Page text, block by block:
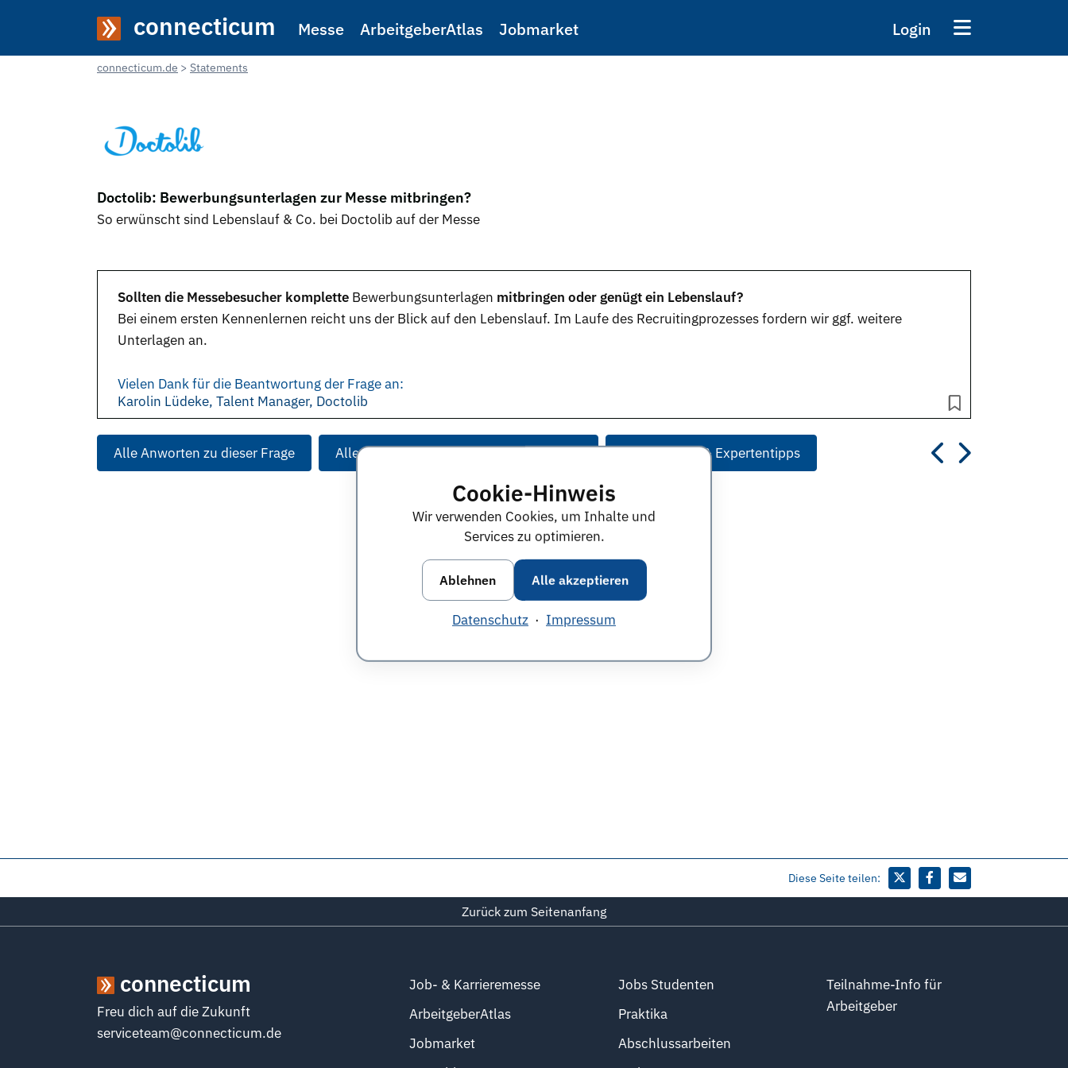
Cookie-Hinweis
Wir verwenden Cookies, um Inhalte und
Services zu optimieren.
Ablehnen Alle akzeptieren
Datenschutz · Impressum
connecticum Messe ArbeitgeberAtlas Jobmarket Login
connecticum.de Statements
Doctolib: Bewerbungsunterlagen zur Messe mitbringen?
So erwünscht sind Lebenslauf & Co. bei Doctolib auf der Messe
Sollten die Messebesucher komplette Bewerbungsunterlagen mitbringen oder genügt ein Lebenslauf?
Bei einem ersten Kennenlernen reicht uns der Blick auf den Lebenslauf. Im Laufe des Recruitingprozesses fordern wir ggf. weitere
Unterlagen an.
Vielen Dank für die Beantwortung der Frage an:
Karolin Lüdeke, Talent Manager, Doctolib
Alle Anworten zu dieser Frage Alle Anworten von diesem Unternehmen Alle Themen & Expertentipps
Diese Seite teilen:
Zurück zum Seitenanfang
connecticum
Freu dich auf die Zukunft
serviceteam@connecticum.de
Job- & Karrieremesse
ArbeitgeberAtlas
Jobmarket
Jobs Studenten
Praktika
Abschlussarbeiten
Teilnahme-Info für
Arbeitgeber